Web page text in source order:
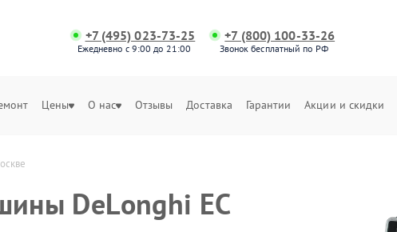
+7 (495) 023-73-25
Ежедневно с 9:00 до 21:00
+7 (800) 100-33-26
Звонок бесплатный по РФ
Цены О нас Отзывы Доставка Гарантии Акции и скидки
DeLonghi EC